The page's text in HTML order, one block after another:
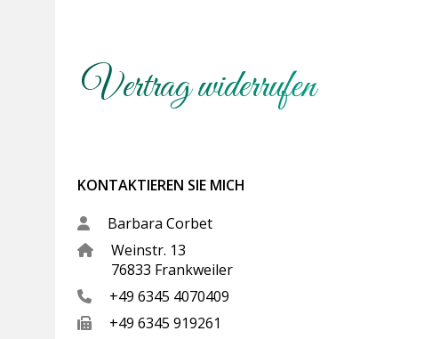
Vertrag widerrufen
KONTAKTIEREN SIE MICH
Barbara Corbet
Weinstr. 13
76833 Frankweiler
+49 6345 4070409
+49 6345 919261